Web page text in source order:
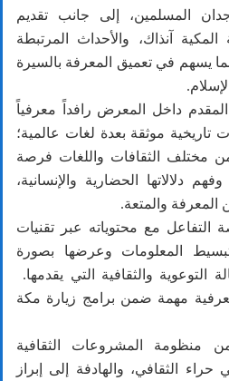
المسلمين، إلى جانب تقديم
آنذاك، والأحداث المرتبطة
بما يسهم في تعميق المعرفة بالسيرة
داخل المعرض رافداً معرفياً
تاريخية موثقة بعدة لغات عالمية؛
مختلف الثقافات واللغات فرصة
دلالاتها الحضارية والإنسانية،
المعرفة والمتعة.
التفاعل مع محتوياته عبر تقنيات
المعلومات وعرضها بصورة
التوعوية والثقافية التي يقدمها.
مهمة ضمن برامج زيارة مكة
منظومة المشروعات الثقافية
الثقافي، والهادفة إلى إبراز